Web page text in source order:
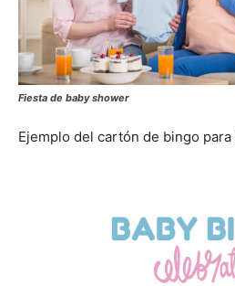
Fiesta de baby shower
Ejemplo del cartón de bingo para